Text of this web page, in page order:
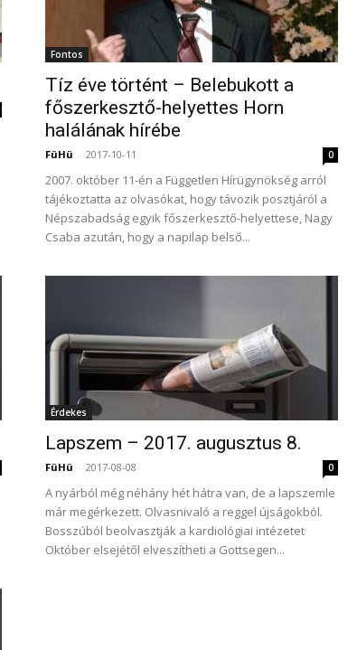
Fontos
Tíz éve történt – Belebukott a
főszerkesztő-helyettes Horn
halálának hírébe
FüHü - 2017-10-11 0
2007. október 11-én a Független Hírügynökség arról
tájékoztatta az olvasókat, hogy távozik posztjáról a
Népszabadság egyik főszerkesztő-helyettese, Nagy
Csaba azután, hogy a napilap belső...
Érdekes
Lapszem – 2017. augusztus 8.
FüHü - 2017-08-08 0
A nyárból még néhány hét hátra van, de a lapszemle
már megérkezett. Olvasnivaló a reggel újságokból.
Bosszúból beolvasztják a kardiológiai intézetet
Október elsejétől elveszítheti a Gottsegen...